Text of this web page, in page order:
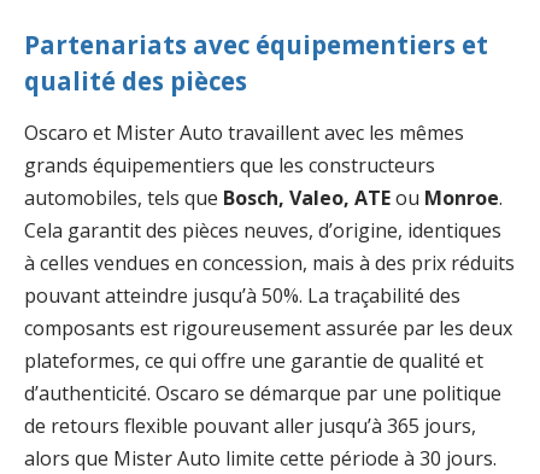
Partenariats avec équipementiers et
qualité des pièces
Oscaro et Mister Auto travaillent avec les mêmes
grands équipementiers que les constructeurs
automobiles, tels que Bosch, Valeo, ATEou Monroe.
Cela garantit des pièces neuves, d’origine, identiques
à celles vendues en concession, mais à des prix réduits
pouvant atteindre jusqu’à 50%. La traçabilité des
composants est rigoureusement assurée par les deux
plateformes, ce qui offre une garantie de qualité et
d’authenticité. Oscaro se démarque par une politique
de retours flexible pouvant aller jusqu’à 365 jours,
alors que Mister Auto limite cette période à 30 jours.